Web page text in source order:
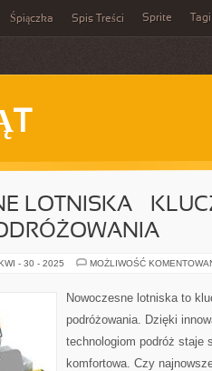
Śpiączka Spis Treści Sprite Tagi
LOTNISKA –
- 30 - 2025 MOŻLIWOŚĆ
Nowoczesne lotniska to
podróżowania. Dzięki
technologiom podróż staje
komfortowa. Czy